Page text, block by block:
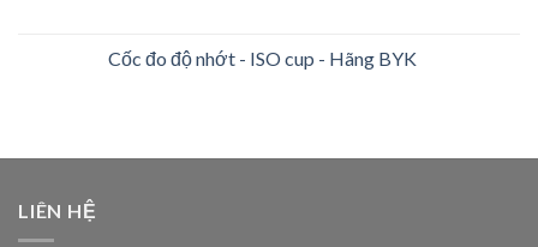
Cốc đo độ nhớt - ISO cup - Hãng BYK
LIÊN HỆ